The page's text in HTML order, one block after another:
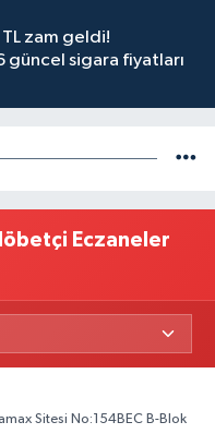
zam geldi!
sigara fiyatları
Eczaneler
Sitesi No:154BEC B-Blok